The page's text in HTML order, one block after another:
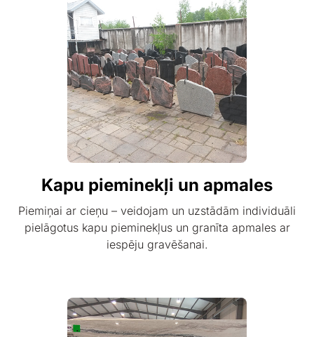
Kapu pieminekļi un apmales
Piemiņai ar cieņu – veidojam un uzstādām individuāli
pielāgotus kapu pieminekļus un granīta apmales ar
iespēju gravēšanai.